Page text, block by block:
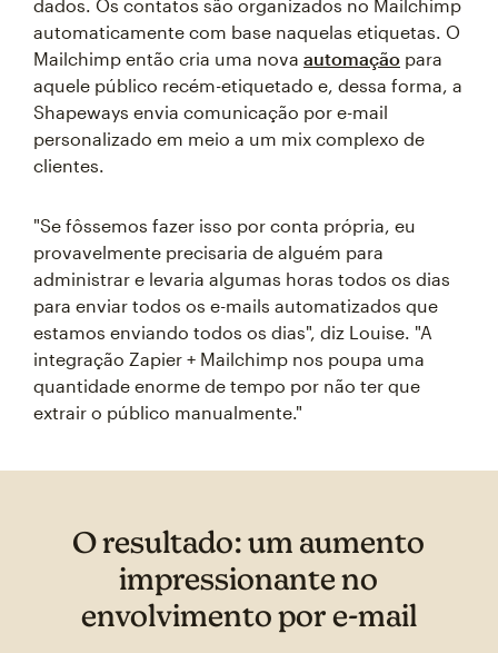
dados. Os contatos são organizados no Mailchimp
automaticamente com base naquelas etiquetas. O
Mailchimp então cria uma nova automação para
aquele público recém-etiquetado e, dessa forma, a
Shapeways envia comunicação por e-mail
personalizado em meio a um mix complexo de
clientes.
"Se fôssemos fazer isso por conta própria, eu
provavelmente precisaria de alguém para
administrar e levaria algumas horas todos os dias
para enviar todos os e-mails automatizados que
estamos enviando todos os dias", diz Louise. "A
integração Zapier + Mailchimp nos poupa uma
quantidade enorme de tempo por não ter que
extrair o público manualmente."
O resultado: um aumento
impressionante no
envolvimento por e-mail